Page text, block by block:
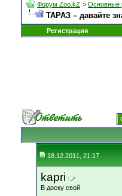
Форум Zoo.kZ > Основные
ТАРАЗ – давайте
Регистрация
18.12.2011, 21:17
kapri
В доску свой